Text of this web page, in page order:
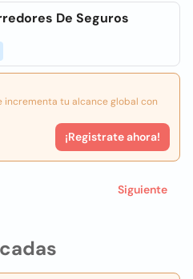
De Seguros
incrementa tu alcance global con
¡Registrate ahora!
Siguiente